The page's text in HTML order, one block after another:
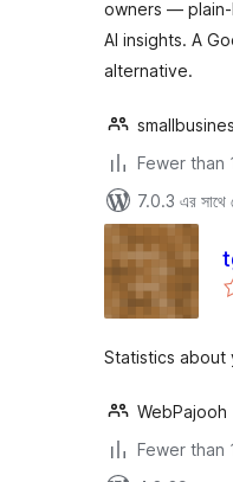
owners — plain-
AI insights. A
alternative.
Fewer than
7.0.3 এর সাথে
Statistics about
WebPajooh
Fewer than